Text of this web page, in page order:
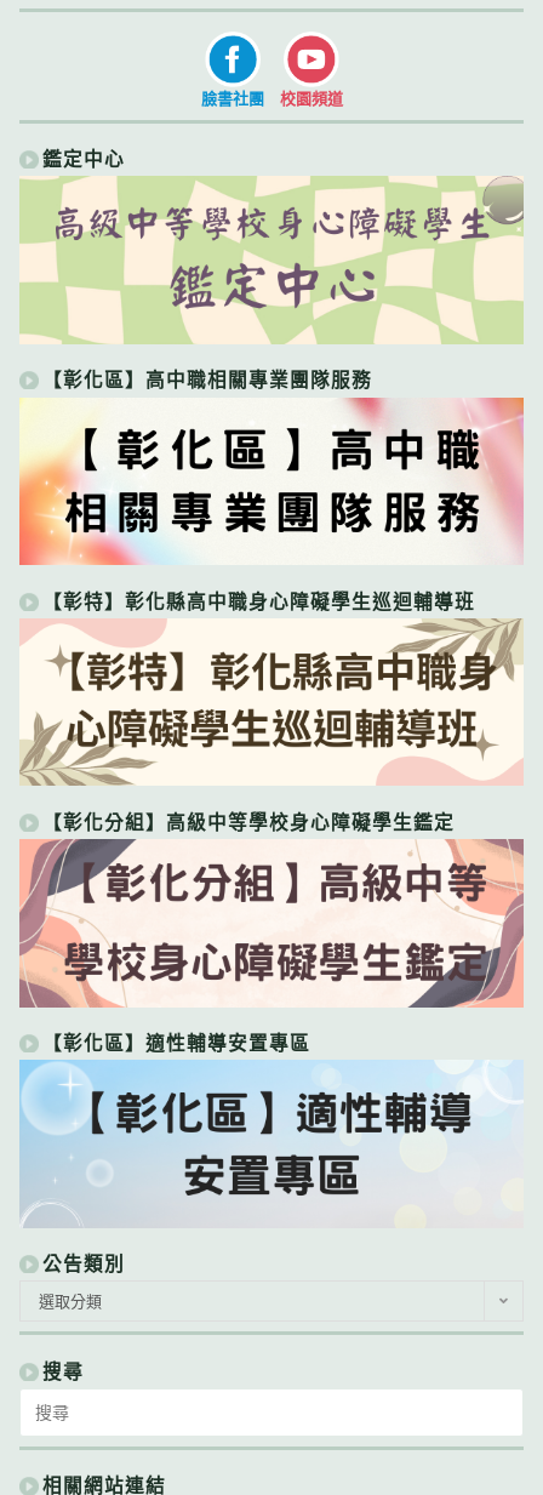
臉書社團 校園頻道
鑑定中心
【彰化區】高中職相關專業團隊服務
【彰特】彰化縣高中職身心障礙學生巡迴輔導班
【彰化分組】高級中等學校身心障礙學生鑑定
【彰化區】適性輔導安置專區
公告類別
類
別
選取分類
搜尋
for:
相關網站連結